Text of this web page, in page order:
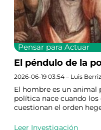
Pensar para Actuar
El péndulo de la
2026-06-19 03:54 – Luis
El hombre es un animal
política nace cuando
cuestionan el orden
Leer Investigación